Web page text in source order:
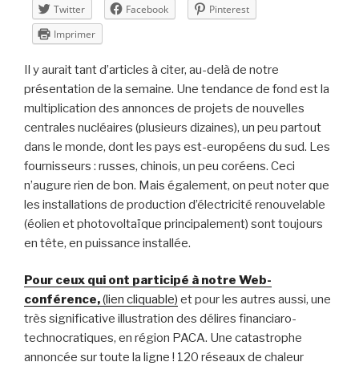
Twitter Facebook
Pinterest
Imprimer
Il y aurait tant d’articles à citer, au-delà de notre
présentation de la semaine. Une tendance de fond est la
multiplication des annonces de projets de nouvelles
centrales nucléaires (plusieurs dizaines), un peu partout
dans le monde, dont les pays est-européens du sud. Les
fournisseurs : russes, chinois, un peu coréens. Ceci
n’augure rien de bon. Mais également, on peut noter que
les installations de production d’électricité renouvelable
(éolien et photovoltaïque principalement) sont toujours
en tête, en puissance installée.
Pour ceux qui ont participé à notre Web-
conférence,(lien cliquable) et pour les autres aussi, une
très significative illustration des délires financiaro-
technocratiques, en région PACA. Une catastrophe
annoncée sur toute la ligne ! 120 réseaux de chaleur